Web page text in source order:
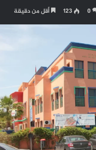
0
123 أقل من دقيقة